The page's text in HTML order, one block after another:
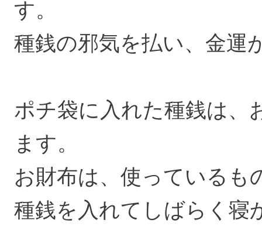
す。
種銭の邪気を払い、金運
ポチ袋に入れた種銭は、
ます。
お財布は、使っているも
種銭を入れてしばらく寝